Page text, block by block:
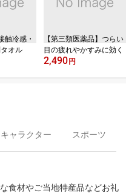
触冷感・
オル
【第三類医薬品】つらい
目の疲れやかすみに効く
2,490 円
キャラクター スポーツ
食材やご当地特産品などお礼